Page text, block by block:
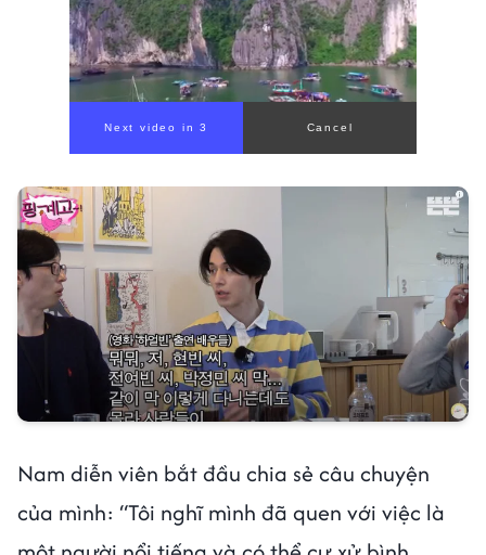
Next video in 1 Cancel
Nam diễn viên bắt đầu chia sẻ câu chuyện
của mình: “Tôi nghĩ mình đã quen với việc là